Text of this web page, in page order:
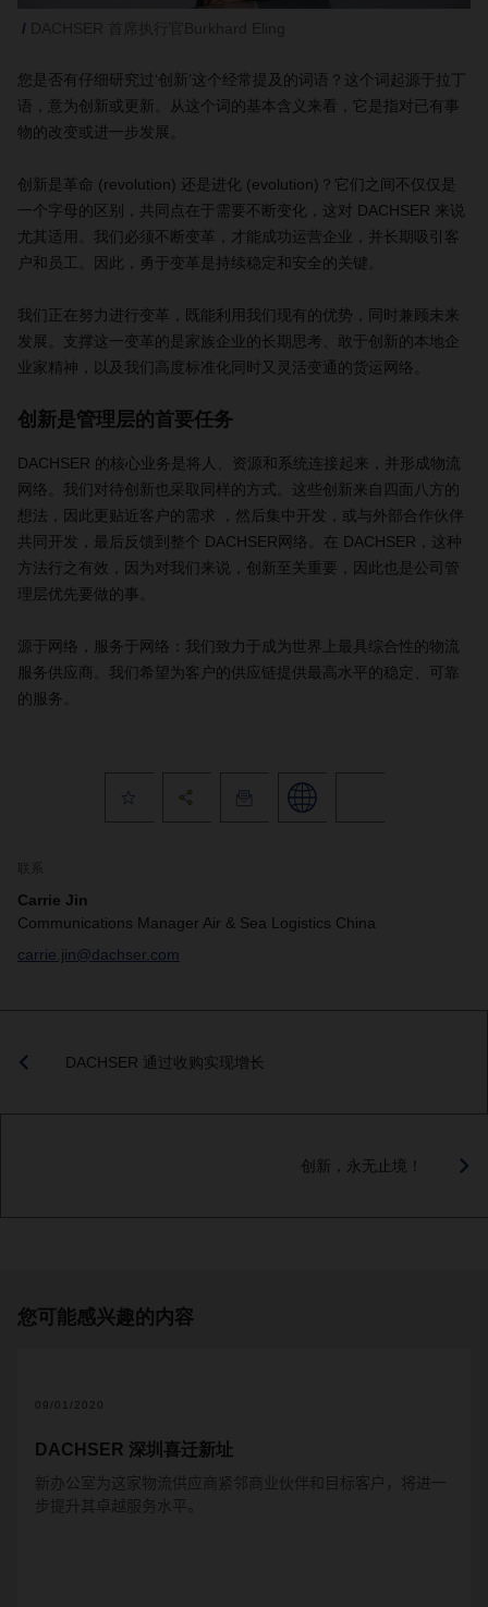
您是否有仔细研究过‘创新’这个经常提及的词语？这个词起源于拉丁
语，意为创新或更新。从这个词的基本含义来看，它是指对已有事
物的改变或进一步发展。
创新是革命 (revolution) 还是进化 (evolution)？它们之间不仅仅是
一个字母的区别，共同点在于需要不断变化，这对 DACHSER 来说
尤其适用。我们必须不断变革，才能成功运营企业，并长期吸引客
户和员工。因此，勇于变革是持续稳定和安全的关键。
我们正在努力进行变革，既能利用我们现有的优势，同时兼顾未来
发展。支撑这一变革的是家族企业的长期思考、敢于创新的本地企
业家精神，以及我们高度标准化同时又灵活变通的货运网络。
创新是管理层的首要任务
DACHSER 的核心业务是将人、资源和系统连接起来，并形成物流
网络。我们对待创新也采取同样的方式。这些创新来自四面八方的
想法，因此更贴近客户的需求 ，然后集中开发，或与外部合作伙伴
共同开发，最后反馈到整个 DACHSER网络。在 DACHSER，这种
方法行之有效，因为对我们来说，创新至关重要，因此也是公司管
理层优先要做的事。
源于网络，服务于网络：我们致力于成为世界上最具综合性的物流
服务供应商。我们希望为客户的供应链提供最高水平的稳定、可靠
的服务。
Carrie Jin
Communications Manager Air & Sea Logistics China
carrie.jin@dachser.com
DACHSER 通过收购实现增长
创新，永无止境！
您可能感兴趣的内容
09/01/2020
DACHSER 深圳喜迁新址
新办公室为这家物流供应商紧邻商业伙伴和目标客户，将进一
步提升其卓越服务水平。